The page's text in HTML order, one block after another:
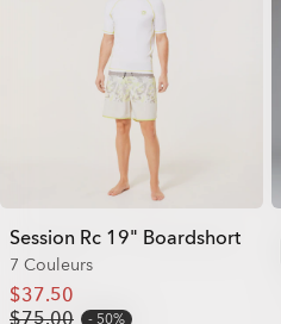
Session Rc 19" Boardshort
7 Couleurs
$37.50
50%